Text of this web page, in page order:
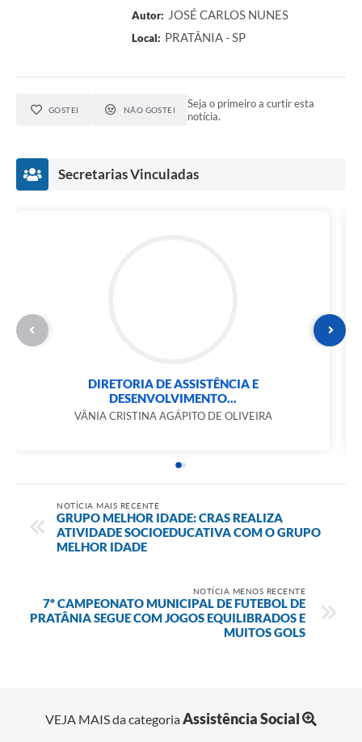
Autor: JOSÉ CARLOS NUNES
Local: PRATÂNIA - SP
GOSTEI NÃO GOSTEI
Seja o primeiro a curtir esta
notícia.
Secretarias Vinculadas
DIRETORIA DE ASSISTÊNCIA E
DESENVOLVIMENTO...
VÂNIA CRISTINA AGÁPITO DE OLIVEIRA
NOTÍCIA MAIS RECENTE
GRUPO MELHOR IDADE: CRAS REALIZA
ATIVIDADE SOCIOEDUCATIVA COM O GRUPO
MELHOR IDADE
NOTÍCIA MENOS RECENTE
7º CAMPEONATO MUNICIPAL DE FUTEBOL DE
PRATÂNIA SEGUE COM JOGOS EQUILIBRADOS E
MUITOS GOLS
VEJA MAIS da categoriaAssistência Social